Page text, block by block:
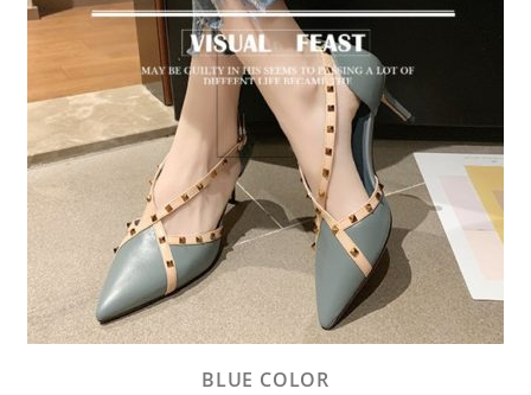
BLUE COLOR